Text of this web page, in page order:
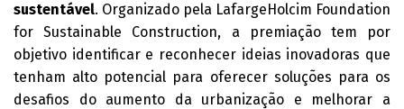
sustentável. Organizado pela LafargeHolcim Foundation
for Sustainable Construction, a premiação tem por
objetivo identificar e reconhecer ideias inovadoras que
tenham alto potencial para oferecer soluções para os
desafios do aumento da urbanização e melhorar a